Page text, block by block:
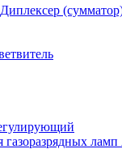
Диплексер